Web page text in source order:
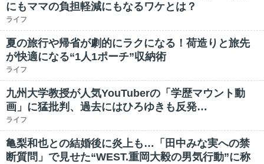
にもママの負担軽減にもなるワケとは？
ライフ
夏の旅行や帰省が劇的にラクになる！荷造りと旅先
が快適になる“1人1ポーチ”収納術
ライフ
九州大学教授が人気YouTuberの「学歴マウント動
画」に猛批判、過去にはひろゆきも反発…
ライフ
亀梨和也との結婚後に炎上も…「田中みな実への禁
断質問」で見せた“WEST.重岡大毅の男気行動”に称